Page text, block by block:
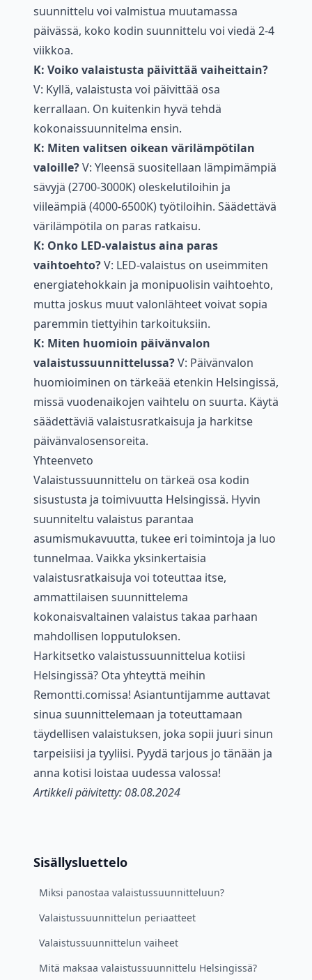
suunnittelu voi valmistua muutamassa
päivässä, koko kodin suunnittelu voi viedä 2-4
viikkoa.
K: Voiko valaistusta päivittää vaiheittain?
V: Kyllä, valaistusta voi päivittää osa
kerrallaan. On kuitenkin hyvä tehdä
kokonaissuunnitelma ensin.
K: Miten valitsen oikean värilämpötilan
valoille?V: Yleensä suositellaan lämpimämpiä
sävyjä (2700-3000K) oleskelutiloihin ja
viileämpiä (4000-6500K) työtiloihin. Säädettävä
värilämpötila on paras ratkaisu.
K: Onko LED-valaistus aina paras
vaihtoehto?V: LED-valaistus on useimmiten
energiatehokkain ja monipuolisin vaihtoehto,
mutta joskus muut valonlähteet voivat sopia
paremmin tiettyihin tarkoituksiin.
K: Miten huomioin päivänvalon
valaistussuunnittelussa?V: Päivänvalon
huomioiminen on tärkeää etenkin Helsingissä,
missä vuodenaikojen vaihtelu on suurta. Käytä
säädettäviä valaistusratkaisuja ja harkitse
päivänvalosensoreita.
Yhteenveto
Valaistussuunnittelu on tärkeä osa kodin
sisustusta ja toimivuutta Helsingissä. Hyvin
suunniteltu valaistus parantaa
asumismukavuutta, tukee eri toimintoja ja luo
tunnelmaa. Vaikka yksinkertaisia
valaistusratkaisuja voi toteuttaa itse,
ammattilaisen suunnittelema
kokonaisvaltainen valaistus takaa parhaan
mahdollisen lopputuloksen.
Harkitsetko valaistussuunnittelua kotiisi
Helsingissä? Ota yhteyttä meihin
Remontti.comissa! Asiantuntijamme auttavat
sinua suunnittelemaan ja toteuttamaan
täydellisen valaistuksen, joka sopii juuri sinun
tarpeisiisi ja tyyliisi. Pyydä tarjous jo tänään ja
anna kotisi loistaa uudessa valossa!
Artikkeli päivitetty: 08.08.2024
Sisällysluettelo
Miksi panostaa valaistussuunnitteluun?
Valaistussuunnittelun periaatteet
Valaistussuunnittelun vaiheet
Mitä maksaa valaistussuunnittelu Helsingissä?